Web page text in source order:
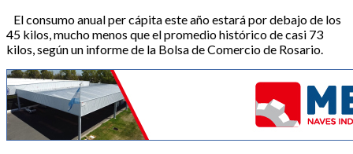
El consumo anual per cápita este año estará por debajo de los
45 kilos, mucho menos que el promedio histórico de casi 73
kilos, según un informe de la Bolsa de Comercio de Rosario.